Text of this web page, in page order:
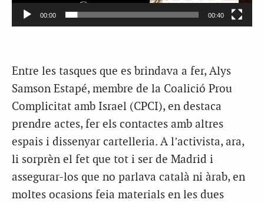
00:00 00:40
Entre les tasques que es brindava a fer, Alys
Samson Estapé, membre de la Coalició Prou
Complicitat amb Israel (CPCI), en destaca
prendre actes, fer els contactes amb altres
espais i dissenyar cartelleria. A l’activista, ara,
li sorprèn el fet que tot i ser de Madrid i
assegurar-los que no parlava català ni àrab, en
moltes ocasions feia materials en les dues